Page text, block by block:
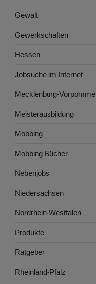
Gewalt
Gewerkschaften
Hessen
Jobsuche im Internet
Mecklenburg-
Meisterausbildung
Mobbing
Mobbing Bücher
Nebenjobs
Niedersachsen
Nordrhein-Westfalen
Produkte
Ratgeber
Rheinland-Pfalz